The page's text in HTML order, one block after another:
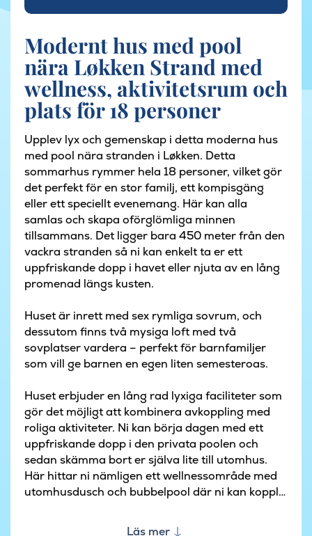
Modernt hus med pool
nära Løkken Strand med
wellness, aktivitetsrum och
plats för 18 personer
Upplev lyx och gemenskap i detta moderna hus
med pool nära stranden i Løkken. Detta
sommarhus rymmer hela 18 personer, vilket gör
det perfekt för en stor familj, ett kompisgäng
eller ett speciellt evenemang. Här kan alla
samlas och skapa oförglömliga minnen
tillsammans. Det ligger bara 450 meter från den
vackra stranden så ni kan enkelt ta er ett
uppfriskande dopp i havet eller njuta av en lång
promenad längs kusten.
Huset är inrett med sex rymliga sovrum, och
dessutom finns två mysiga loft med två
sovplatser vardera – perfekt för barnfamiljer
som vill ge barnen en egen liten semesteroas.
Huset erbjuder en lång rad lyxiga faciliteter som
gör det möjligt att kombinera avkoppling med
roliga aktiviteter. Ni kan börja dagen med ett
uppfriskande dopp i den privata poolen och
sedan skämma bort er själva lite till utomhus.
Här hittar ni nämligen ett wellnessområde med
utomhusdusch och bubbelpool där ni kan koppla
solstolar som står redo när solen tittar fram.
Läs mer